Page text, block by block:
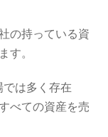
の持っている資
す。
では多く存在
べての資産を売